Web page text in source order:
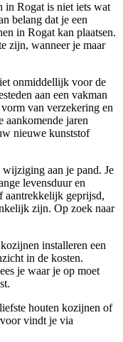
in Rogat is niet iets wat
belang dat je een
in Rogat kan plaatsen.
zijn, wanneer je maar
onmiddellijk voor de
aan een vakman
van verzekering en
jaren
nieuwe kunststof
aan je pand. Je
levensduur en
aantrekkelijk geprijsd,
zijn. Op zoek naar
installeren een
in de kosten.
je waar je op moet
houten kozijnen of
vindt je via